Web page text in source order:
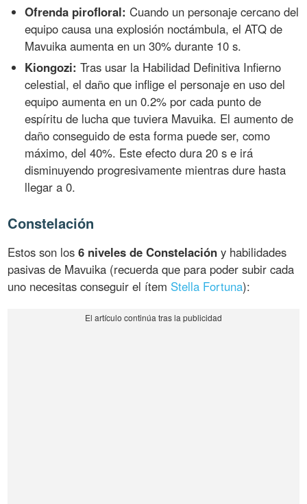
Ofrenda pirofloral: Cuando un personaje cercano del
equipo causa una explosión noctámbula, el ATQ de
Mavuika aumenta en un 30% durante 10 s.
Kiongozi: Tras usar la Habilidad Definitiva Infierno
celestial, el daño que inflige el personaje en uso del
equipo aumenta en un 0.2% por cada punto de
espíritu de lucha que tuviera Mavuika. El aumento de
daño conseguido de esta forma puede ser, como
máximo, del 40%. Este efecto dura 20 s e irá
disminuyendo progresivamente mientras dure hasta
llegar a 0.
Constelación
Estos son los6 niveles de Constelación y habilidades
pasivas de Mavuika (recuerda que para poder subir cada
uno necesitas conseguir el ítem Stella Fortuna):